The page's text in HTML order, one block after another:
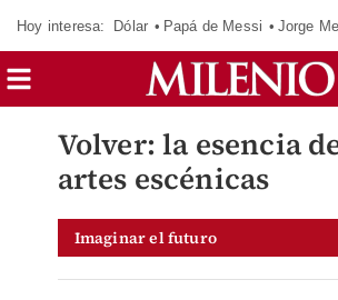
Hoy interesa: Dólar Papá de Messi Jorge
Volver: la esencia
artes escénicas
Imaginar el futuro